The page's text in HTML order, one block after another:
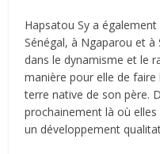
Hapsatou Sy a
Sénégal, à Ngaparou et à
dans le dynamisme et le
manière pour elle de
terre native de son père.
prochainement là où
un développement